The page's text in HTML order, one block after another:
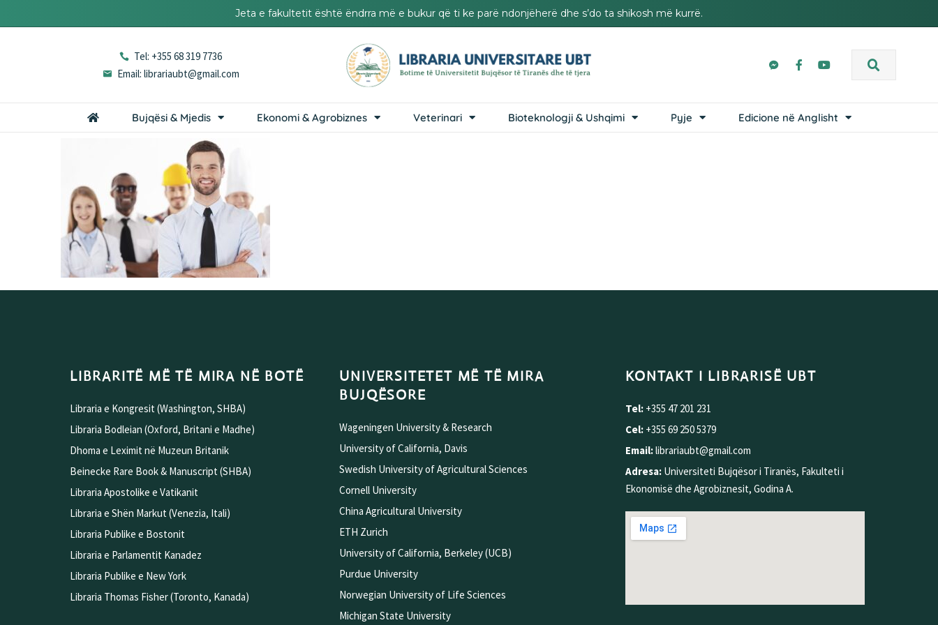
Jeta e fakultetit është ëndrra më e bukur që ti ke parë ndonjëherë dhe s’do ta shikosh më kurrë.
Tel: +355 68 319 7736
Email: librariaubt@gmail.com
Bujqësi & Mjedis Ekonomi & Agrobiznes Veterinari Bioteknologji & Ushqimi Pyje Edicione në Anglisht
LIBRARITË MË TË MIRA NË BOTË
Libraria e Kongresit (Washington, SHBA)
Libraria Bodleian (Oxford, Britani e Madhe)
Dhoma e Leximit në Muzeun Britanik
Beinecke Rare Book & Manuscript (SHBA)
Libraria Apostolike e Vatikanit
Libraria e Shën Markut (Venezia, Itali)
Libraria Publike e Bostonit
Libraria e Parlamentit Kanadez
Libraria Publike e New York
Libraria Thomas Fisher (Toronto, Kanada)
UNIVERSITETET MË TË MIRA
BUJQËSORE
Wageningen University & Research
University of California, Davis
Swedish University of Agricultural Sciences
Cornell University
China Agricultural University
ETH Zurich
University of California, Berkeley (UCB)
Purdue University
Norwegian University of Life Sciences
Michigan State University
KONTAKT I LIBRARISË UBT
Tel: +355 47 201 231
Cel: +355 69 250 5379
Email:librariaubt@gmail.com
Adresa: Universiteti Bujqësor i Tiranës, Fakulteti i
Ekonomisë dhe Agrobiznesit, Godina A.